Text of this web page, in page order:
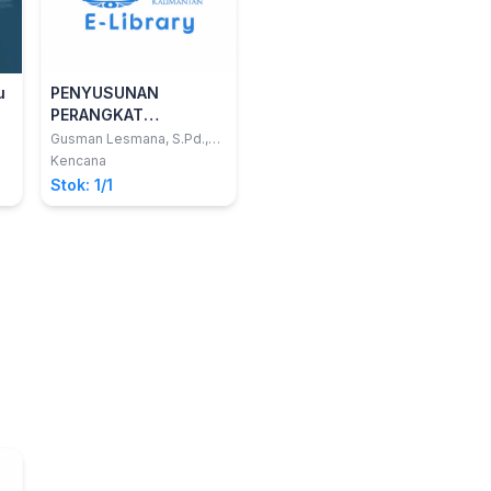
PENYUSUNAN
PERANGKAT
PELAYANAN
BIMBINGAN DAN
KONSELING
Gusman Lesmana, S.Pd.,
M.Pd.
Kencana
Stok: 1/1